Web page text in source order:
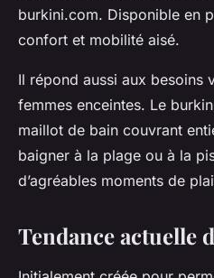
burkini.com. Disponible en
confort et mobilité aisé.
Il répond aussi aux besoins
femmes enceintes. Le
maillot de bain couvrant
baigner à la plage ou à la
d’agréables moments de
Tendance actuelle